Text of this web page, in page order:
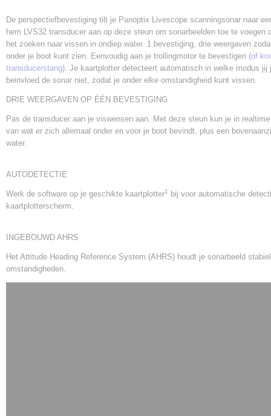
De perspectiefbevestiging tilt je Panoptix Livescope scanningsonar naar
hem LVS32 transducer aan op deze steun om sonarbeelden toe te voegen
het zoeken naar vissen in ondiep water. 1 bevestiging, drie weergaven
onder je boot kunt zien. Eenvoudig aan je trollingmotor te bevestigen (of
transducerstang). Je kaartplotter detecteert automatisch in welke modus jij
beinvloed de sonar niet, zodat je onder elke omstandigheid kunt vissen.
DRIE WEERGAVEN OP ÉÉN BEVESTIGING
Pas de transducer aan je viswensen aan. Met deze steun kun je in
van wat er zich allemaal onder en voor je boot bevindt, plus een
water.
AUTODETECTIE
Werk de software op je geschikte kaartplotter1
bij voor automatische
kaartplotterscherm.
INGEBOUWD AHRS
Het Attitude Heading Reference System (AHRS) houdt je sonarbeeld
omstandigheden.